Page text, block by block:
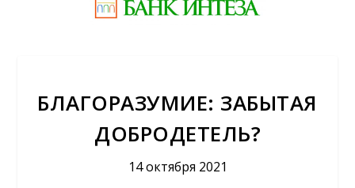
БЛАГОРАЗУМИЕ: ЗАБЫТАЯ
ДОБРОДЕТЕЛЬ?
14 октября 2021